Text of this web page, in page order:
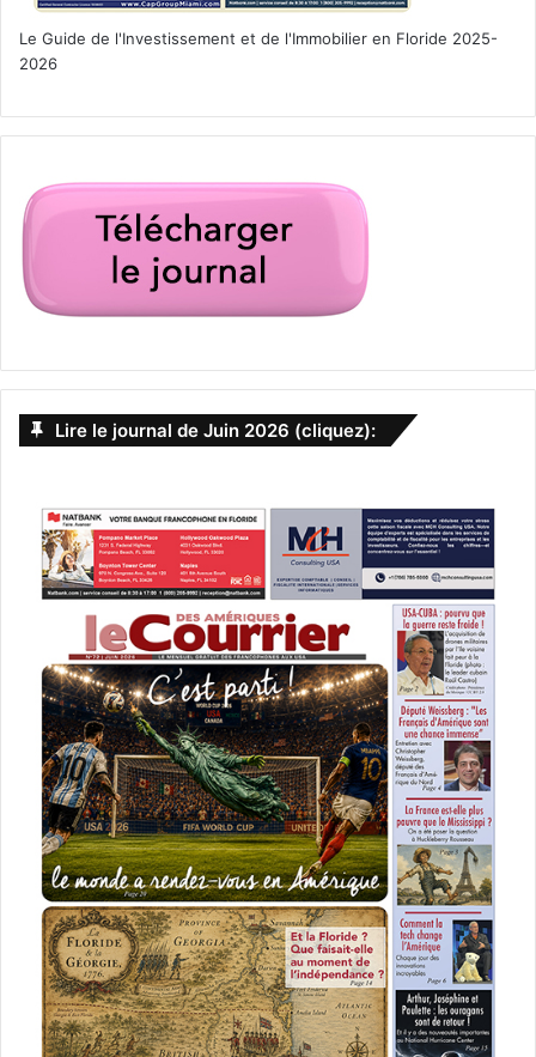
Le Guide de l'Investissement et de l'Immobilier en Floride 2025-
2026
Lire le journal de Juin 2026 (cliquez):